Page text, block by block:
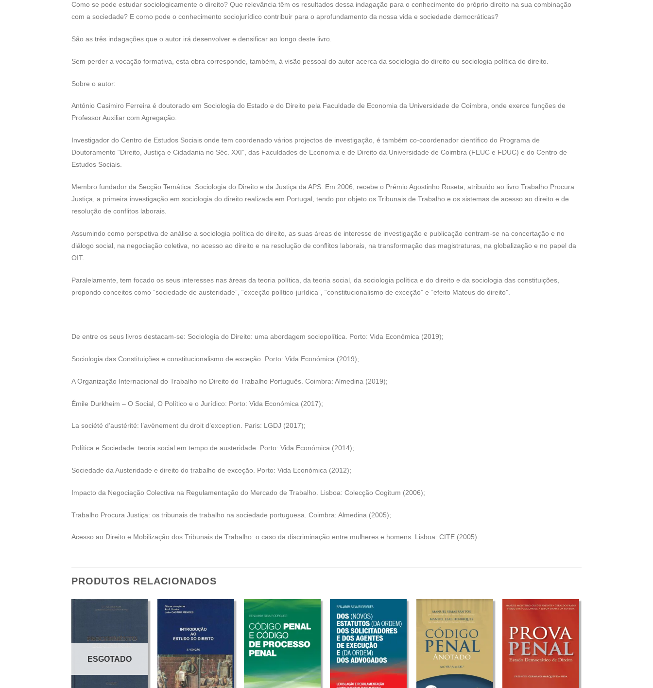
Como se pode estudar sociologicamente o direito? Que relevância têm os resultados dessa indagação para o conhecimento do próprio direito na sua combinação
com a sociedade? E como pode o conhecimento sociojurídico contribuir para o aprofundamento da nossa vida e sociedade democráticas?
São as três indagações que o autor irá desenvolver e densificar ao longo deste livro.
Sem perder a vocação formativa, esta obra corresponde, também, à visão pessoal do autor acerca da sociologia do direito ou sociologia política do direito.
Sobre o autor:
António Casimiro Ferreira é doutorado em Sociologia do Estado e do Direito pela Faculdade de Economia da Universidade de Coimbra, onde exerce funções de
Professor Auxiliar com Agregação.
Investigador do Centro de Estudos Sociais onde tem coordenado vários projectos de investigação, é também co-coordenador científico do Programa de
Doutoramento “Direito, Justiça e Cidadania no Séc. XXI”, das Faculdades de Economia e de Direito da Universidade de Coimbra (FEUC e FDUC) e do Centro de
Estudos Sociais.
Membro fundador da Secção Temática Sociologia do Direito e da Justiça da APS. Em 2006, recebe o Prémio Agostinho Roseta, atribuído ao livro Trabalho Procura
Justiça, a primeira investigação em sociologia do direito realizada em Portugal, tendo por objeto os Tribunais de Trabalho e os sistemas de acesso ao direito e de
resolução de conflitos laborais.
Assumindo como perspetiva de análise a sociologia política do direito, as suas áreas de interesse de investigação e publicação centram-se na concertação e no
diálogo social, na negociação coletiva, no acesso ao direito e na resolução de conflitos laborais, na transformação das magistraturas, na globalização e no papel da
OIT.
Paralelamente, tem focado os seus interesses nas áreas da teoria política, da teoria social, da sociologia política e do direito e da sociologia das constituições,
propondo conceitos como “sociedade de austeridade”, “exceção político-jurídica”, “constitucionalismo de exceção” e “efeito Mateus do direito”.
De entre os seus livros destacam-se: Sociologia do Direito: uma abordagem sociopolítica. Porto: Vida Económica (2019);
Sociologia das Constituições e constitucionalismo de exceção. Porto: Vida Económica (2019);
A Organização Internacional do Trabalho no Direito do Trabalho Português. Coimbra: Almedina (2019);
Émile Durkheim – O Social, O Político e o Jurídico: Porto: Vida Económica (2017);
La société d’austérité: l’avènement du droit d’exception. Paris: LGDJ (2017);
Política e Sociedade: teoria social em tempo de austeridade. Porto: Vida Económica (2014);
Sociedade da Austeridade e direito do trabalho de exceção. Porto: Vida Económica (2012);
Impacto da Negociação Colectiva na Regulamentação do Mercado de Trabalho. Lisboa: Colecção Cogitum (2006);
Trabalho Procura Justiça: os tribunais de trabalho na sociedade portuguesa. Coimbra: Almedina (2005);
Acesso ao Direito e Mobilização dos Tribunais de Trabalho: o caso da discriminação entre mulheres e homens. Lisboa: CITE (2005).
PRODUTOS RELACIONADOS
ESGOTADO